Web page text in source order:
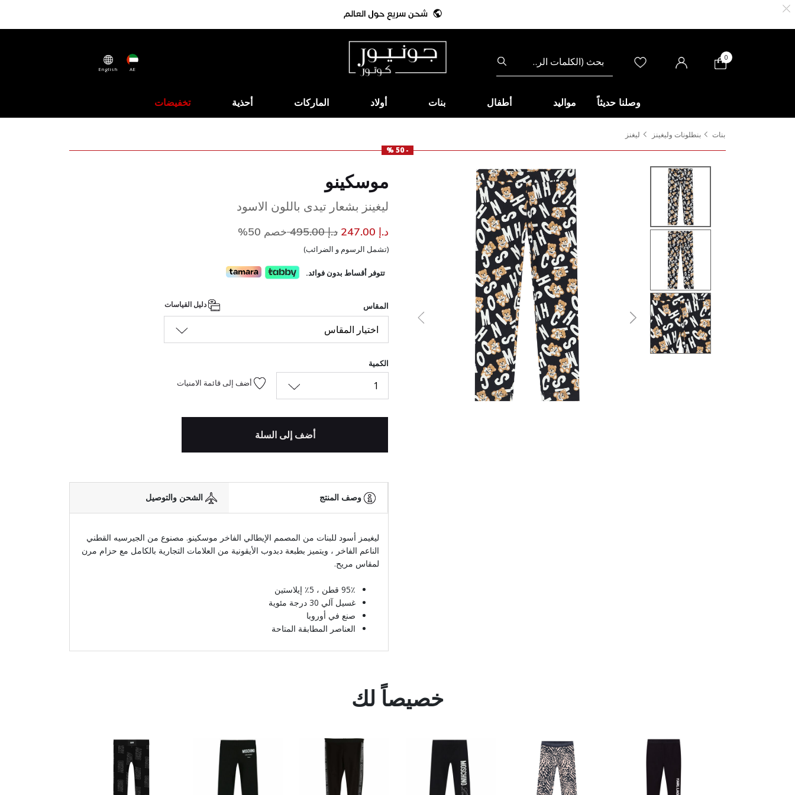
AE
English
0
وصلنا حديثاً مواليد أطفال بنات أولاد الماركات أحذية تخفيضات
بنات بنطلونات وليغينز
ليغنز
- 50 %
السابق
موسكينو
ليغينز بشعار تيدى باللون الاسود
د.إ 247.00 سعر مخفض مند.إ 495.00 إلى
خصم 50%
(تشمل الرسوم و الضرائب)
تتوفر أقساط بدون فوائد.
المقاس
اختيار المقاس
الكمية
1 أضف إلى قائمة الامنيات
أضف إلى السلة
وصف المنتج الشحن والتوصيل
ليغيمز أسود للبنات من المصمم الإيطالي الفاخر موسكينو. مصنوع من الجيرسيه القطني
الناعم الفاخر ، ويتميز بطبعة دبدوب الأيقونية من العلامات التجارية بالكامل مع حزام مرن
لمقاس مريح.
95٪ قطن ، 5٪ إيلاستين
غسيل آلي 30 درجة مئوية
صنع في أوروبا
العناصر المطابقة المتاحة
خصيصاً لك